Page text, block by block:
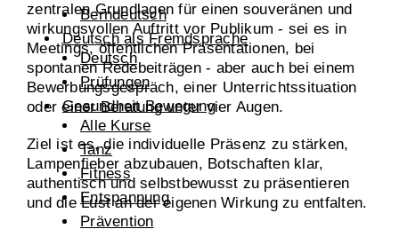
Berndeutsch
Deutsch als Fremdsprache
Deutsch
Prüfungen
Gesundheit Bewegung
Alle Kurse
Tanz
Fitness
Entspannung
Prävention
zentralen Grundlagen für einen souveränen und
wirkungsvollen Auftritt vor Publikum - sei es in
Meetings, öffentlichen Präsentationen, bei
spontanen Redebeiträgen - aber auch bei einem
Bewerbungsgespräch, einer Unterrichtssituation
oder einer Beratung unter vier Augen.
Ziel ist es, die individuelle Präsenz zu stärken,
Lampenfieber abzubauen, Botschaften klar,
authentisch und selbstbewusst zu präsentieren
und die Lust an der eigenen Wirkung zu entfalten.